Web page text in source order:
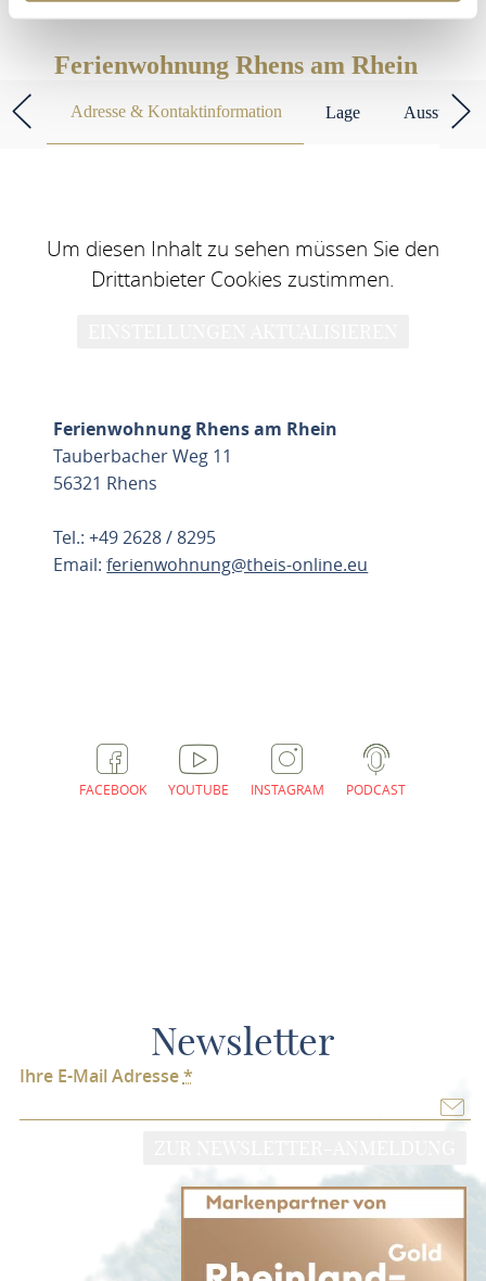
Ferienwohnung Rhens am Rhein
Adresse & Kontaktinformation Lage
Um diesen Inhalt zu sehen müssen Sie den
Drittanbieter Cookies zustimmen.
Ferienwohnung Rhens am Rhein
Tauberbacher Weg 11
56321 Rhens
Tel.: +49 2628 / 8295
Email:ferienwohnung@theis-online.eu
FACEBOOK YOUTUBE INSTAGRAM PODCAST
Newsletter
Ihre E-Mail Adresse*